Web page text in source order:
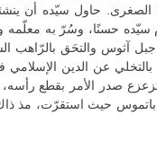
الصغرى. حاول سيّده أن
حسنًا، وسُرّ به
جبل آثوس والتحَق
بالتخلي عن الدين
صدر الأمر بقطع